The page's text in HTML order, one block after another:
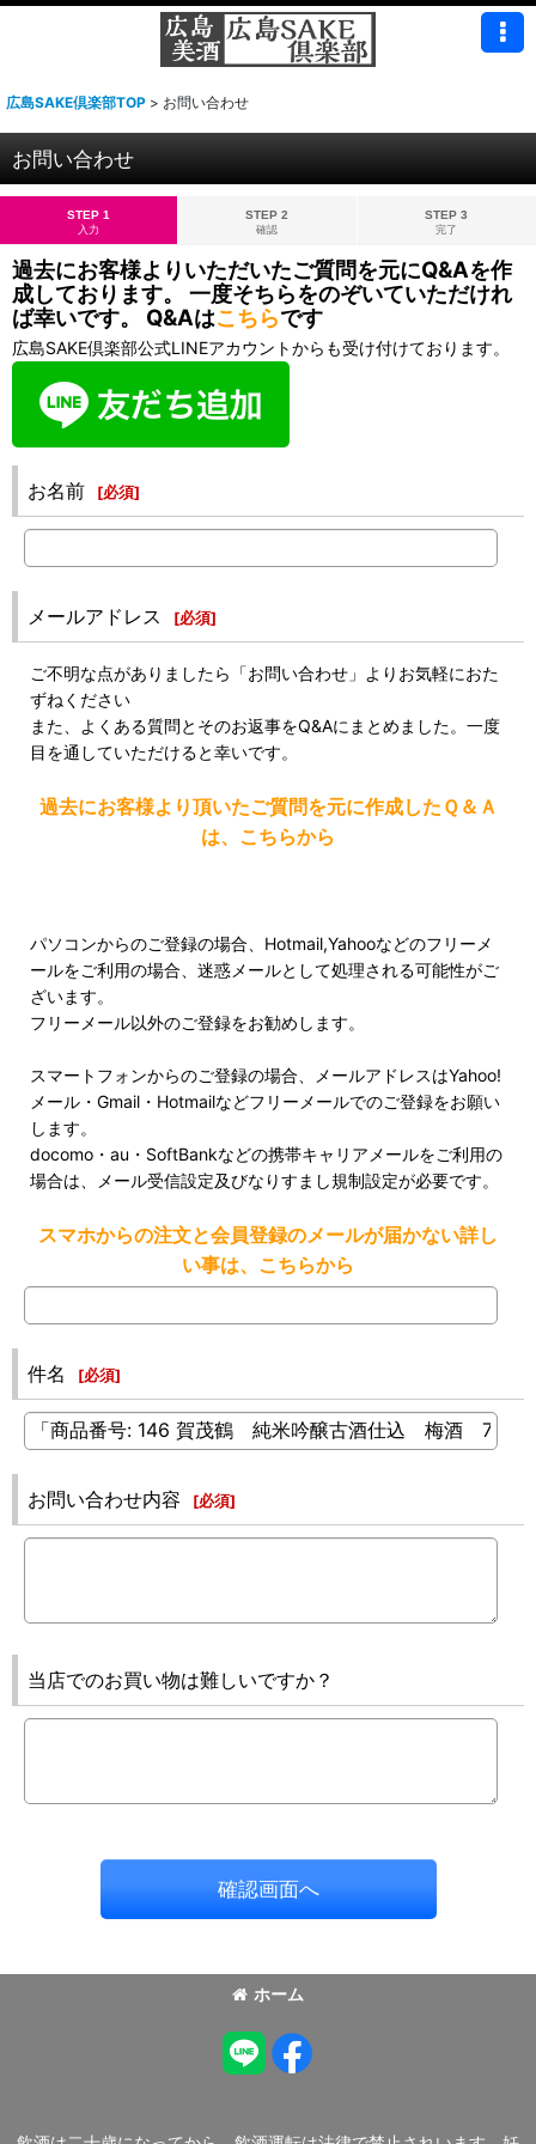
広島SAKE倶楽部TOP > お問い合わせ
お問い合わせ
STEP 1
入力
STEP 2
確認
STEP 3
完了
過去にお客様よりいただいたご質問を元にQ&Aを作
成しております。 一度そちらをのぞいていただけれ
ば幸いです。 Q&Aはこちらです
広島SAKE倶楽部公式LINEアカウントからも受け付けております。
お名前 [必須]
メールアドレス [必須]
ご不明な点がありましたら「お問い合わせ」よりお気軽におた
ずねください
また、よくある質問とそのお返事をQ&Aにまとめました。一度
目を通していただけると幸いです。
過去にお客様より頂いたご質問を元に作成したＱ＆Ａ
は、こちらから
パソコンからのご登録の場合、Hotmail,Yahooなどのフリーメ
ールをご利用の場合、迷惑メールとして処理される可能性がご
ざいます。
フリーメール以外のご登録をお勧めします。
スマートフォンからのご登録の場合、メールアドレスはYahoo!
メール・Gmail・Hotmailなどフリーメールでのご登録をお願い
します。
docomo・au・SoftBankなどの携帯キャリアメールをご利用の
場合は、メール受信設定及びなりすまし規制設定が必要です。
スマホからの注文と会員登録のメールが届かない詳し
い事は、こちらから
件名 [必須]
お問い合わせ内容 [必須]
当店でのお買い物は難しいですか？
確認画面へ
ホーム